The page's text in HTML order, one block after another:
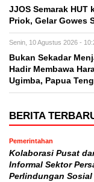
JJOS Semarak HUT
Priok, Gelar Gowes
Senin, 10 Agustus 2026 -
Bukan Sekadar
Hadir Membawa
Ugimba, Papua
BERITA
Pemerintahan
Kolaborasi Pusat
Informal Sektor
Perlindungan Sosial